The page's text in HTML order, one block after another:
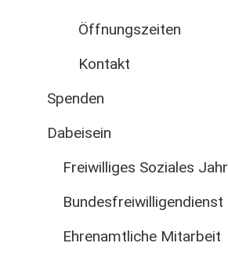
Öffnungszeiten
Kontakt
Spenden
Dabeisein
Freiwilliges Soziales Jahr
Bundesfreiwilligendienst
Ehrenamtliche Mitarbeit